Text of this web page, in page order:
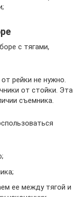
с тягами,
рейки не нужно.
от стойки. Эта
съемника.
ее между тягой и